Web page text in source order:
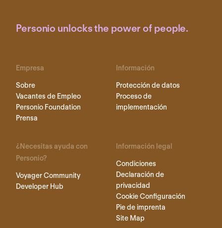
Personio unlocks the power of people.
Empresa
Sobre
Vacantes de Empleo
Personio Foundation
Prensa
Información
Protección de datos
Proceso de
implementación
¿Necesitas ayuda con
Personio?
Voyager Community
Developer Hub
Información legal
Condiciones
Declaración de
privacidad
Cookie Configuración
Pie de imprenta
Site Map